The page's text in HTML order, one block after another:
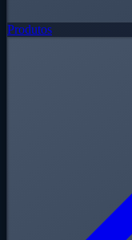
Produtos